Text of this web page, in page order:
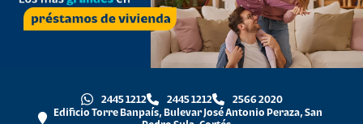
2445 1212 2445 1212
2566 2020
Edificio Torre Banpaís, Bulevar José Antonio Peraza, San